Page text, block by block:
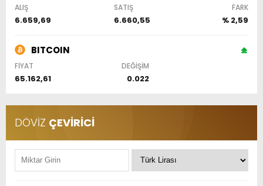
ALIŞ SATIŞ FARK
6.659,69 6.660,55 % 2,59
BITCOIN
FİYAT DEĞİŞİM
65.162,61 0.022
DÖVİZ ÇEVİRİCİ